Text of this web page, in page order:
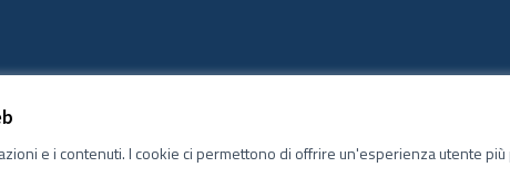
e i contenuti. I cookie ci permettono di offrire un'esperienza utente